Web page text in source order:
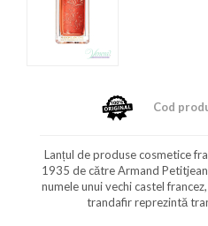
Cod
Lanțul de produse cosmetice
1935 de către Armand
numele unui vechi castel
trandafir reprezintă